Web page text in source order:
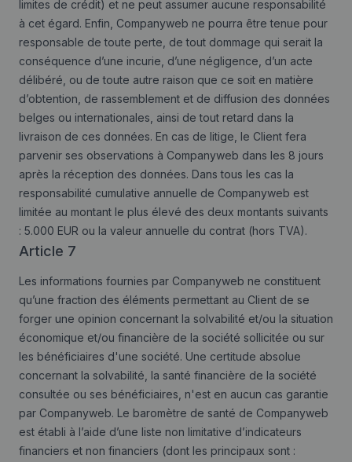
limites de crédit) et ne peut assumer aucune responsabilité
à cet égard. Enfin, Companyweb ne pourra être tenue pour
responsable de toute perte, de tout dommage qui serait la
conséquence d’une incurie, d’une négligence, d’un acte
délibéré, ou de toute autre raison que ce soit en matière
d’obtention, de rassemblement et de diffusion des données
belges ou internationales, ainsi de tout retard dans la
livraison de ces données. En cas de litige, le Client fera
parvenir ses observations à Companyweb dans les 8 jours
après la réception des données. Dans tous les cas la
responsabilité cumulative annuelle de Companyweb est
limitée au montant le plus élevé des deux montants suivants
: 5.000 EUR ou la valeur annuelle du contrat (hors TVA).
Article 7
Les informations fournies par Companyweb ne constituent
qu’une fraction des éléments permettant au Client de se
forger une opinion concernant la solvabilité et/ou la situation
économique et/ou financière de la société sollicitée ou sur
les bénéficiaires d'une société. Une certitude absolue
concernant la solvabilité, la santé financière de la société
consultée ou ses bénéficiaires, n'est en aucun cas garantie
par Companyweb. Le baromètre de santé de Companyweb
est établi à l’aide d’une liste non limitative d’indicateurs
financiers et non financiers (dont les principaux sont :